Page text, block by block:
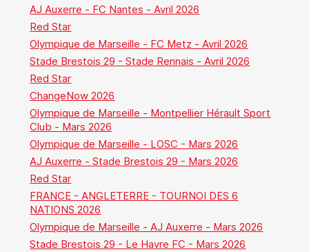
AJ Auxerre - FC Nantes - Avril 2026
Red Star
Olympique de Marseille - FC Metz - Avril 2026
Stade Brestois 29 - Stade Rennais - Avril 2026
Red Star
ChangeNow 2026
Olympique de Marseille - Montpellier Hérault Sport
Club - Mars 2026
Olympique de Marseille - LOSC - Mars 2026
AJ Auxerre - Stade Brestois 29 - Mars 2026
Red Star
FRANCE - ANGLETERRE - TOURNOI DES 6
NATIONS 2026
Olympique de Marseille - AJ Auxerre - Mars 2026
Stade Brestois 29 - Le Havre FC - Mars 2026